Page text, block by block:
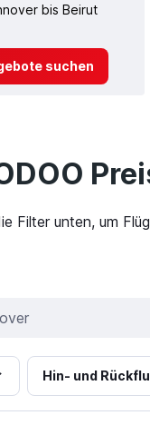
bis Beirut
suchen
Filter unten, um
Hin- und